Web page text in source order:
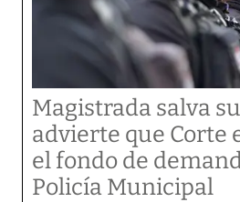
Magistrada salva
advierte que Corte
el fondo de
Policía Municipal